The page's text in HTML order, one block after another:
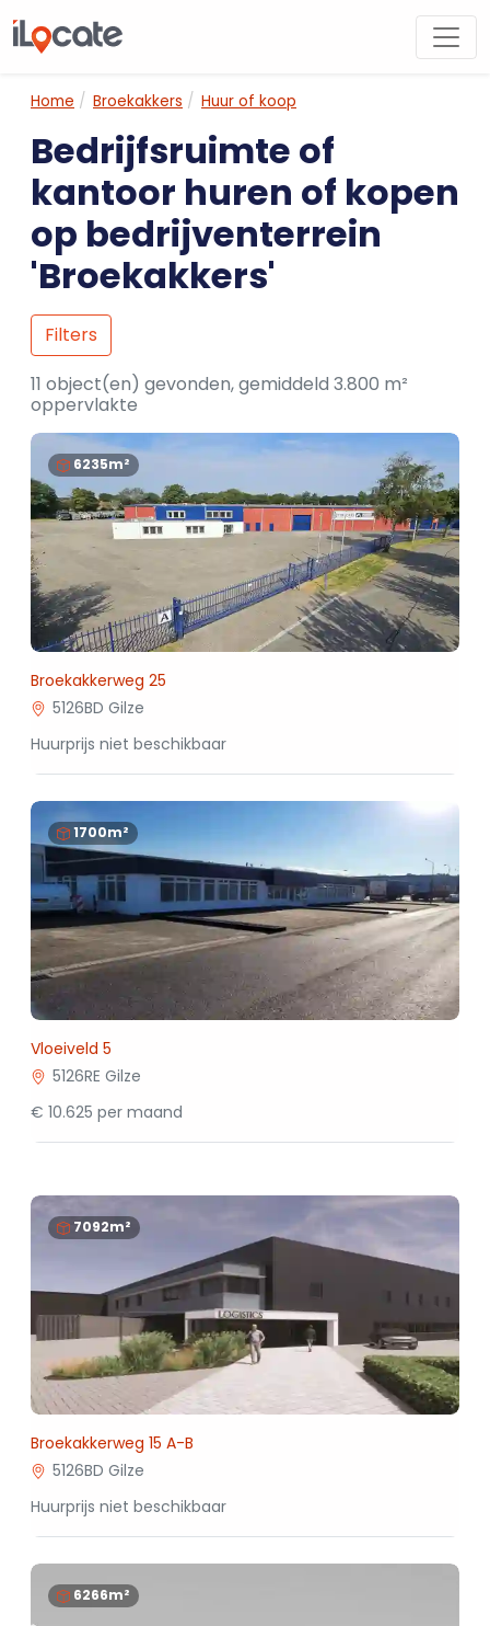
Home Broekakkers Huur of koop
Bedrijfsruimte of
kantoor huren of kopen
op bedrijventerrein
'Broekakkers'
Filters
11 object(en) gevonden, gemiddeld 3.800 m²
oppervlakte
6235m²
Broekakkerweg 25
5126BD Gilze
Huurprijs niet beschikbaar
1700m²
Vloeiveld 5
5126RE Gilze
€ 10.625 per maand
7092m²
Broekakkerweg 15 A-B
5126BD Gilze
Huurprijs niet beschikbaar
6266m²